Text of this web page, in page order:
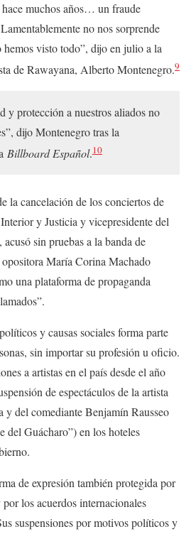
muchos años… un fraude
no nos sorprende
visto todo”, dijo en julio a la
de Rawayana, Alberto Montenegro.9
y protección a nuestros aliados no
dijo Montenegro tras la
Billboard Español.10
la cancelación de los conciertos de
y Justicia y vicepresidente del
sin pruebas a la banda de
María Corina Machado
una plataforma de propaganda
y causas sociales forma parte
sin importar su profesión u oficio.
a artistas en el país desde el año
de espectáculos de la artista
y del comediante Benjamín Rausseo
del Guácharo”) en los hoteles
de expresión también protegida por
los acuerdos internacionales
suspensiones por motivos políticos y